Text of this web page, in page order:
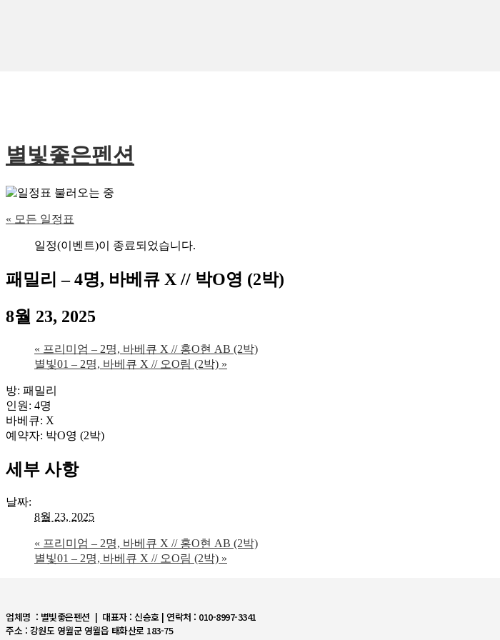
별빛좋은펜션
« 모든 일정표
일정(이벤트)이 종료되었습니다.
패밀리 – 4명, 바베큐 X // 박O영 (2박)
8월 23, 2025
« 프리미엄 – 2명, 바베큐 X // 홍O현 AB (2박)
별빛01 – 2명, 바베큐 X // 오O림 (2박) »
방: 패밀리
인원: 4명
바베큐: X
예약자: 박O영 (2박)
세부 사항
날짜:
8월 23, 2025
« 프리미엄 – 2명, 바베큐 X // 홍O현 AB (2박)
별빛01 – 2명, 바베큐 X // 오O림 (2박) »
업체명 : 별빛좋은펜션 | 대표자 : 신승호 | 연락처 : 010-8997-3341
주소 : 강원도 영월군 영월읍 태화산로 183-75